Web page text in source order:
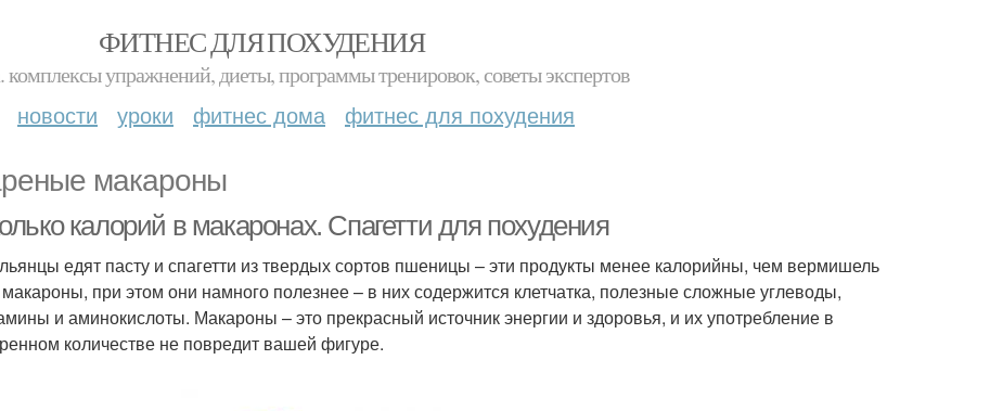
ФИТНЕС ДЛЯ ПОХУДЕНИЯ
комплексы упражнений, диеты, программы тренировок, советы экспертов
новости уроки фитнес дома фитнес для похудения
макароны
калорий в макаронах. Спагетти для похудения
едят пасту и спагетти из твердых сортов пшеницы – эти продукты менее калорийны, чем вермишель
при этом они намного полезнее – в них содержится клетчатка, полезные сложные углеводы,
и аминокислоты. Макароны – это прекрасный источник энергии и здоровья, и их употребление в
количестве не повредит вашей фигуре.